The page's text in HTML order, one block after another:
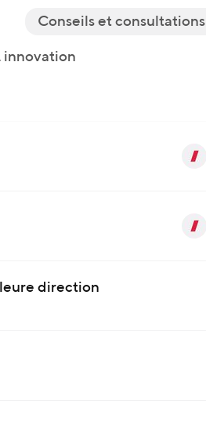
Conseils et consultations
innovation
direction